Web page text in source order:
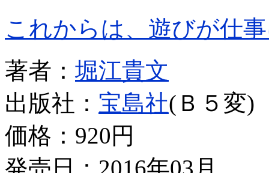
これからは、遊びが仕
著者： 堀江貴文
出版社： 宝島社(Ｂ５変)
価格： 920円
発売日：2016年03月